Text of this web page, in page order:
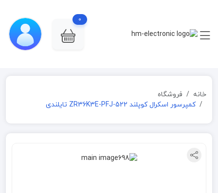
0
خانه
فروشگاه
کمپرسور اسکرال کوپلند ZR36K3E-PFJ-522 تایلندی